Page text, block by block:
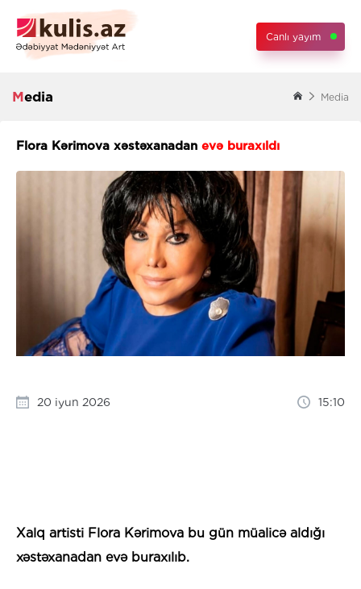
Canlı yayım
Media Media
Flora Kərimova xəstəxanadan evə buraxıldı
20 iyun 2026 15:10
Xalq artisti Flora Kərimova bu gün müalicə aldığı
xəstəxanadan evə buraxılıb.